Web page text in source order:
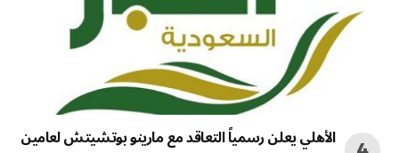
الأهلي يعلن رسمياً التعاقد مع مارينو بوتشيتش لعامين